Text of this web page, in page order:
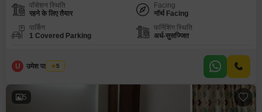
पॉसेशन स्थिति
रहने के लिए तैयार
Facing
नॉर्थ Facing
पार्किंग
1 Covered Parking
फर्निशिंग स्थिति
अर्ध-सुसज्जित
U उमेश पाल यादव
5
5